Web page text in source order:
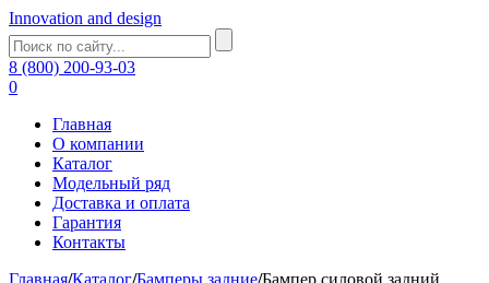
Innovation and design
8 (800) 200-93-03
0
Главная
О компании
Каталог
Модельный ряд
Доставка и оплата
Гарантия
Контакты
Главная/Каталог/Бамперы задние/Бампер силовой задний